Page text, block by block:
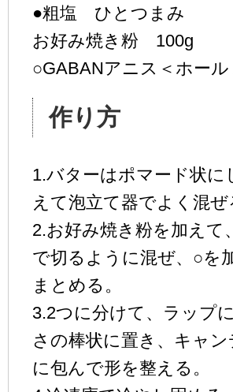
●粗塩 ひとつまみ
お好み焼き粉 100g
○GABANアニス＜ホー
作り方
1.バターはポマード状に
えて泡立て器でよく混ぜ
2.お好み焼き粉を加えて
で切るように混ぜ、○を
まとめる。
3.2つに分けて、ラップ
さの棒状に置き、キャン
に包んで形を整える。